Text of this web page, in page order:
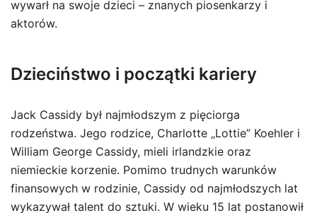
wywarł na swoje dzieci – znanych piosenkarzy i
aktorów.
Dzieciństwo i początki kariery
Jack Cassidy był najmłodszym z pięciorga
rodzeństwa. Jego rodzice, Charlotte „Lottie” Koehler i
William George Cassidy, mieli irlandzkie oraz
niemieckie korzenie. Pomimo trudnych warunków
finansowych w rodzinie, Cassidy od najmłodszych lat
wykazywał talent do sztuki. W wieku 15 lat postanowił